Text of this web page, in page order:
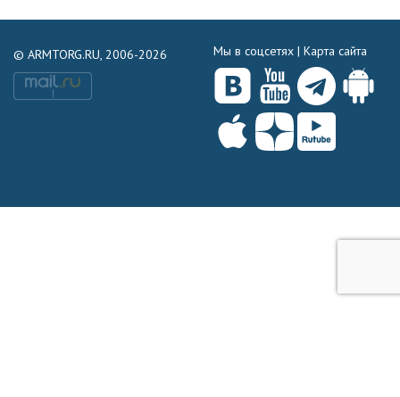
© ARMTORG.RU, 2006-2026 Мы в соцсетях | Карта сайта